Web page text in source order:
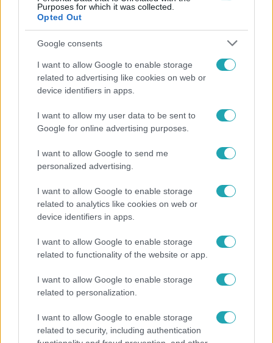
Purposes for which it was collected.
Opted Out
Google consents
I want to allow Google to enable storage
related to advertising like cookies on web or
device identifiers in apps.
I want to allow my user data to be sent to
Google for online advertising purposes.
I want to allow Google to send me
personalized advertising.
I want to allow Google to enable storage
related to analytics like cookies on web or
device identifiers in apps.
I want to allow Google to enable storage
related to functionality of the website or app.
I want to allow Google to enable storage
related to personalization.
I want to allow Google to enable storage
related to security, including authentication
Öt gyereket neveltek fel közösen – szinte sosem
mutatja meg férjét Ungár Anikó
Mutatjuk, miket kértek az öltözőjükbe az idei Sziget
sztárfellépői